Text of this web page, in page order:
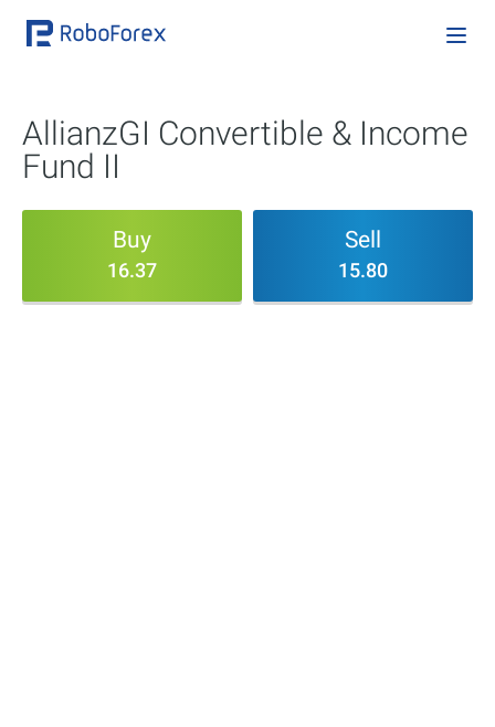
AllianzGI Convertible & Income
Fund II
Buy
16.37
Sell
15.80